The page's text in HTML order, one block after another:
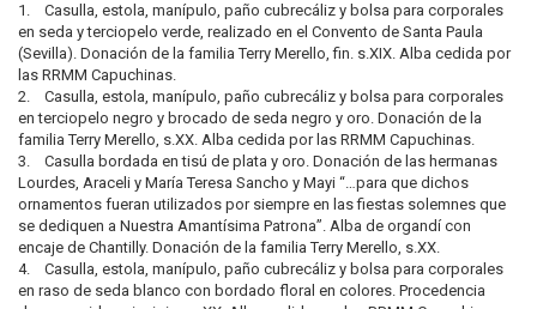
1. Casulla, estola, manípulo, paño cubrecáliz y bolsa para corporales
en seda y terciopelo verde, realizado en el Convento de Santa Paula
(Sevilla). Donación de la familia Terry Merello, fin. s.XIX. Alba cedida por
las RRMM Capuchinas.
2. Casulla, estola, manípulo, paño cubrecáliz y bolsa para corporales
en terciopelo negro y brocado de seda negro y oro. Donación de la
familia Terry Merello, s.XX. Alba cedida por las RRMM Capuchinas.
3. Casulla bordada en tisú de plata y oro. Donación de las hermanas
Lourdes, Araceli y María Teresa Sancho y Mayi “…para que dichos
ornamentos fueran utilizados por siempre en las fiestas solemnes que
se dediquen a Nuestra Amantísima Patrona”. Alba de organdí con
encaje de Chantilly. Donación de la familia Terry Merello, s.XX.
4. Casulla, estola, manípulo, paño cubrecáliz y bolsa para corporales
en raso de seda blanco con bordado floral en colores. Procedencia